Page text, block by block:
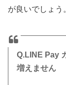
が良いでしょう
Q.LINE Pay
増えません